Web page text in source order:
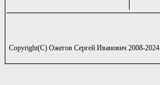
Copyright(C) Ожегов Сергей Иванович 2008-2024